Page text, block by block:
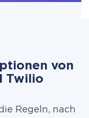
von
Twilio
Regeln, nach